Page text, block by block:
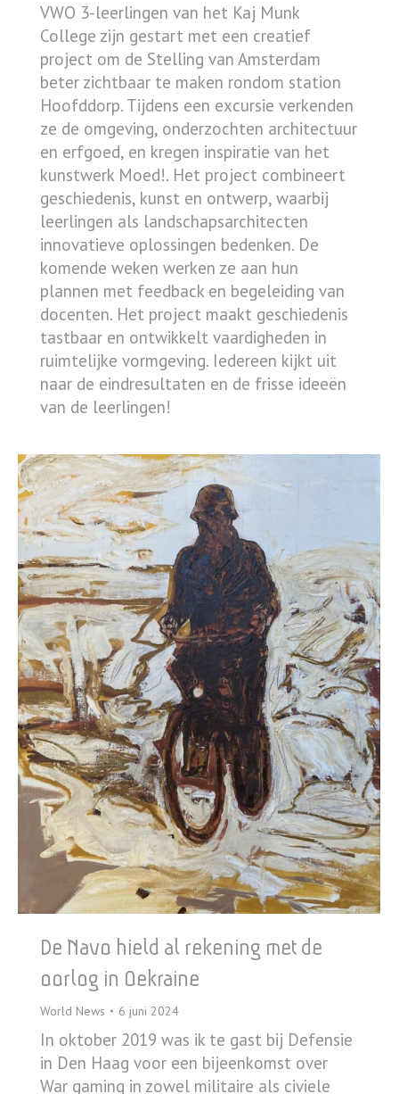
VWO 3-leerlingen van het Kaj Munk
College zijn gestart met een creatief
project om de Stelling van Amsterdam
beter zichtbaar te maken rondom station
Hoofddorp. Tijdens een excursie verkenden
ze de omgeving, onderzochten architectuur
en erfgoed, en kregen inspiratie van het
kunstwerk Moed!. Het project combineert
geschiedenis, kunst en ontwerp, waarbij
leerlingen als landschapsarchitecten
innovatieve oplossingen bedenken. De
komende weken werken ze aan hun
plannen met feedback en begeleiding van
docenten. Het project maakt geschiedenis
tastbaar en ontwikkelt vaardigheden in
ruimtelijke vormgeving. Iedereen kijkt uit
naar de eindresultaten en de frisse ideeën
van de leerlingen!
De Navo hield al rekening met de
oorlog in Oekraine
World News 6 juni 2024
In oktober 2019 was ik te gast bij Defensie
in Den Haag voor een bijeenkomst over
War gaming in zowel militaire als civiele